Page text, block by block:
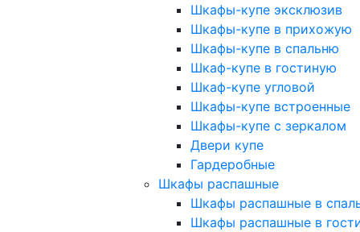
Шкафы-купе эксклюзив
Шкафы-купе в прихожую
Шкафы-купе в спальню
Шкаф-купе в гостиную
Шкаф-купе угловой
Шкафы-купе встроенные
Шкафы-купе с зеркалом
Двери купе
Гардеробные
Шкафы распашные
Шкафы распашные в
Шкафы распашные в